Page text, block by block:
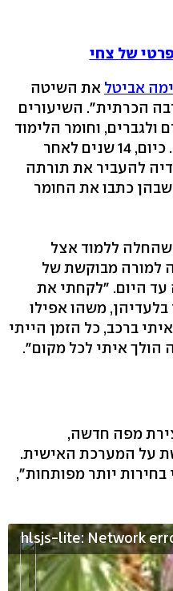
של צחי
אביטל את השיטה
הכרתית". השיעורים
ולגברים, וחומר הלימוד
הועבר בעיקר על ידי הכְתבה. כיום, 14 שנים לאחר
להעביר את תורתה
כתבו את החומר
ללמוד אצל
שנה והפכה למורה מבוקשת של
היום. "לקחתי את
משהו אפילו
ברכב, כל הזמן הייתי
הולך איתי לכל מקום".
מפה חדשה,
על המערכת האישית.
בחירות יותר מפותחות",
hlsjs-lite: Network